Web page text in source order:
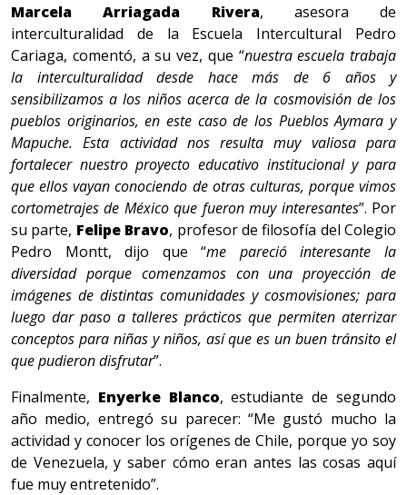
Marcela Arriagada Rivera, asesora de
interculturalidad de la Escuela Intercultural Pedro
Cariaga, comentó, a su vez, que “nuestra escuela trabaja
la interculturalidad desde hace más de 6 años y
sensibilizamos a los niños acerca de la cosmovisión de los
pueblos originarios, en este caso de los Pueblos Aymara y
Mapuche. Esta actividad nos resulta muy valiosa para
fortalecer nuestro proyecto educativo institucional y para
que ellos vayan conociendo de otras culturas, porque vimos
cortometrajes de México que fueron muy interesantes”. Por
su parte, Felipe Bravo, profesor de filosofía del Colegio
Pedro Montt, dijo que “me pareció interesante la
diversidad porque comenzamos con una proyección de
imágenes de distintas comunidades y cosmovisiones; para
luego dar paso a talleres prácticos que permiten aterrizar
conceptos para niñas y niños, así que es un buen tránsito el
que pudieron disfrutar”.
Finalmente, Enyerke Blanco, estudiante de segundo
año medio, entregó su parecer: “Me gustó mucho la
actividad y conocer los orígenes de Chile, porque yo soy
de Venezuela, y saber cómo eran antes las cosas aquí
fue muy entretenido”.